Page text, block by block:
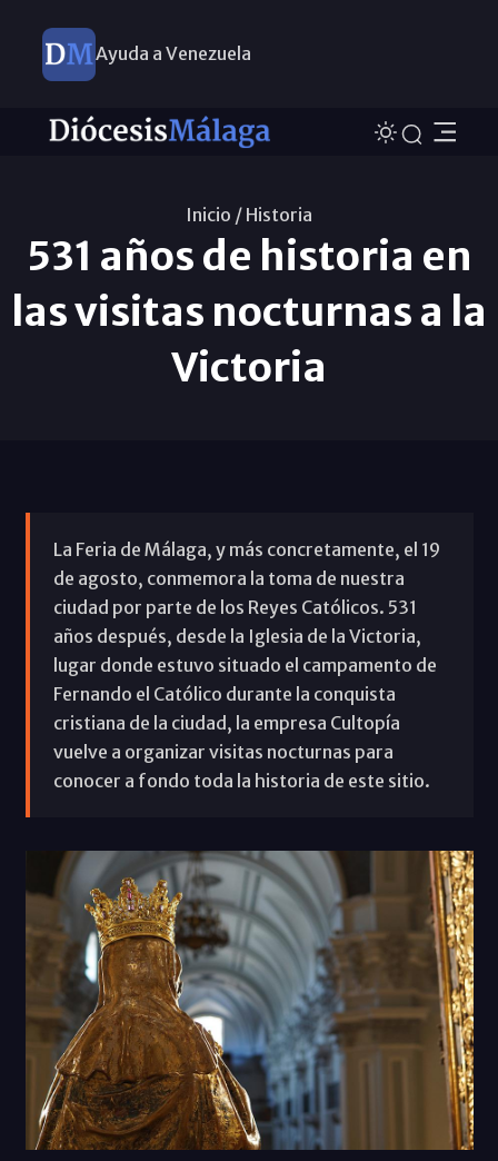
Ayuda a Venezuela
Inicio / Historia
531 años de historia en
las visitas nocturnas a la
Victoria
La Feria de Málaga, y más concretamente, el 19
de agosto, conmemora la toma de nuestra
ciudad por parte de los Reyes Católicos. 531
años después, desde la Iglesia de la Victoria,
lugar donde estuvo situado el campamento de
Fernando el Católico durante la conquista
cristiana de la ciudad, la empresa Cultopía
vuelve a organizar visitas nocturnas para
conocer a fondo toda la historia de este sitio.